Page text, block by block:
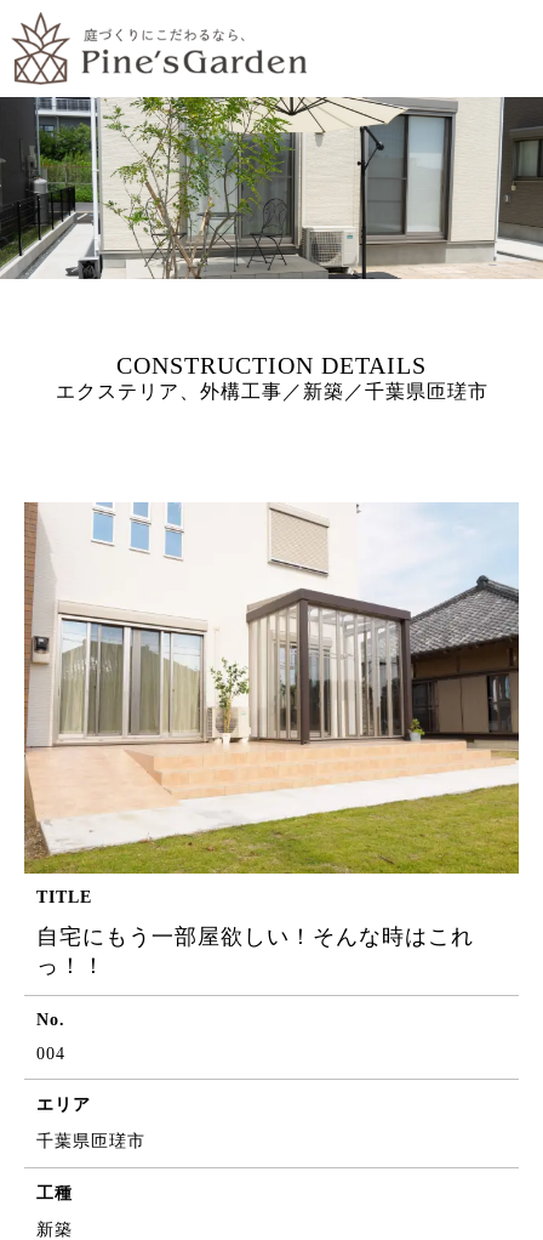
エクステリア、外構工事／新築／千葉県匝瑳市
TITLE
自宅にもう一部屋欲しい！そんな時はこれ
っ！！
No.
004
エリア
千葉県匝瑳市
工種
新築